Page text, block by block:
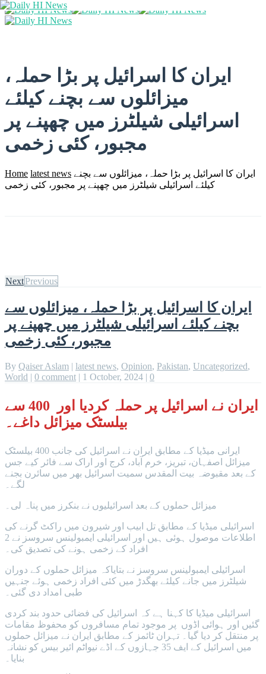
ایران کا اسرائیل پر بڑا حملہ،
میزائلوں سے بچنے کیلئے
اسرائیلی شیلٹرز میں چھپنے پر
مجبور، کئی زخمی
Home latest news ایران کا اسرائیل پر بڑا حملہ، میزائلوں سے بچنے
کیلئے اسرائیلی شیلٹرز میں چھپنے پر مجبور، کئی زخمی
NextPrevious
ایران کا اسرائیل پر بڑا حملہ، میزائلوں سے
بچنے کیلئے اسرائیلی شیلٹرز میں چھپنے پر
مجبور، کئی زخمی
By Qaiser Aslam | latest news, Opinion, Pakistan, Uncategorized,
World | 0 comment | 1 October, 2024 | 0
ایران نے اسرائیل پر حملہ کردیا اور 400 سے
بیلسٹک میزائل داغے۔
ایرانی میڈیا کے مطابق ایران نے اسرائیل کی جانب 400 بیلسٹک
میزائل اصفہان، تبریز، خرم آباد، کرج اور اراک سے فائر کیے جس
کے بعد مقبوضہ بیت المقدس سمیت اسرائیل بھر میں سائرن بجنے
لگے۔
میزائل حملوں کے بعد اسرائیلیوں نے بنکرز میں پناہ لی۔
اسرائیلی میڈیا کے مطابق تل ابیب اور شیرون میں راکٹ گرنے کی
اطلاعات موصول ہوئی ہیں اور اسرائیلی ایمبولینس سروسز نے 2
افراد کے زخمی ہونے کی تصدیق کی۔
اسرائیلی ایمبولینس سروسز نے بتایاکہ میزائل حملوں کے دوران
شیلٹرز میں جانے کیلئے بھگدڑ میں کئی افراد زخمی ہوئے جنہیں
طبی امداد دی گئی۔
اسرائیلی میڈیا کا کہنا ہے کہ اسرائیل کی فضائی حدود بند کردی
گئیں اور ہوائی اڈوں پر موجود تمام مسافروں کو محفوظ مقامات
پر منتقل کر دیا گیا۔ تہران ٹائمز کے مطابق ایران نے میزائل حملوں
میں اسرائیل کے ایف 35 جہازوں کے اڈے نیواٹم ائیر بیس کو نشانہ
بنایا۔